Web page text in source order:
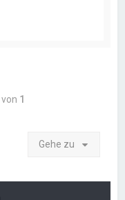
von 1
Gehe zu